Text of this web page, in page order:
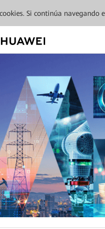
Si continúa navegando